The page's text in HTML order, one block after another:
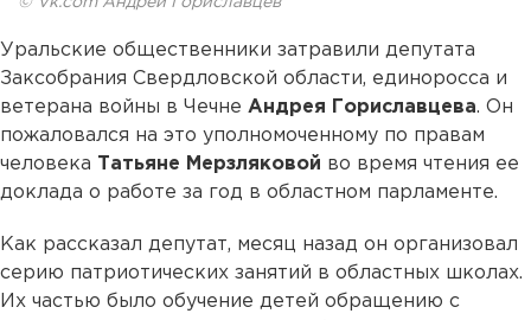
© Vk.com Андрей Гориславцев
Уральские общественники затравили депутата
Заксобрания Свердловской области, единоросса и
ветерана войны в Чечне Андрея Гориславцева. Он
пожаловался на это уполномоченному по правам
человека Татьяне Мерзляковой во время чтения ее
доклада о работе за год в областном парламенте.
Как рассказал депутат, месяц назад он организовал
серию патриотических занятий в областных школах.
Их частью было обучение детей обращению с